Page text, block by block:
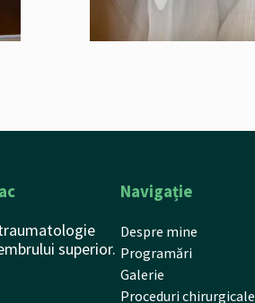
superior.
Navigație
Despre mine
Programări
Galerie
Proceduri chirurgicale